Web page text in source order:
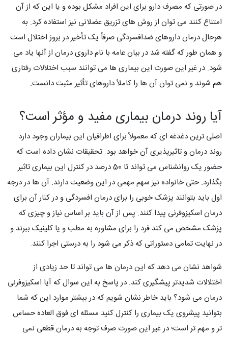
در صورتی که مصرف دارو برای این افراد مشکل بوده و یا این که از آن
امتناع کنند می توان از روش های تزریق عضلانی نیز استفاده کرد. به
هرحال درمان داروهای ضدافسردگی صرفاً یک تأخیر در بروز اختلال است
و همان طور که گفته شد در بیان عامه با نام داروی درمان از آنها یاد می
شود. در غیر این صورت این بیماری ها می توانند سبب اختلالات رفتاری
هم شوند و نمی توان آن ها را کاملاً داروهای تأثیر مثبت دانست.
آیا روند درمان بیماری مفید و مؤثر است؟
اصلی ترین دغدغه ای که معمولاً برای اطرافیان این بیماران وجود دارد
روند درمان و تاثیرپذیری آن خواهد بود. تحقیقات نشان داده است که
حضور یک روانشناس می تواند تا 50 درصد در کنترل این بیماری تاثیر
بگذارد. حتی خانواده نیز سهم مهمی در این وضعیت دارند. آن ها در درجه
اول باید بتوانند پزشک خوبی را برای درمان افسردگی و در کنار آن برای
درمان اسکیزوفرنی پیدا کنند. پس از آن باید بر اساس نیاز و چیزی که
پزشک مشخص می کند فرد را برای مشاوره به مطب و یا کلینیک ببرند و
در نهایت تمامی دستوراتی که ذکر می شود را به درستی اجرا کنند.
شواهد نشان می دهد که این درمان ها می تواند تا حد زیادی از
اختلالات شدیدتر پیشگیری کند. در پاسخ به این سوال که آیا اسکیزوفرنی
درمان می شود؟ باید خاطر نشان شویم که در بیشتر موارد این که شما
بتوانید پیشروی یک بیماری را کنترل کنید مسئله ای فوق العاده حساس
تر و مهم تر است؛ در غیر این صورت صرف توجه به درمان قطعی نمی